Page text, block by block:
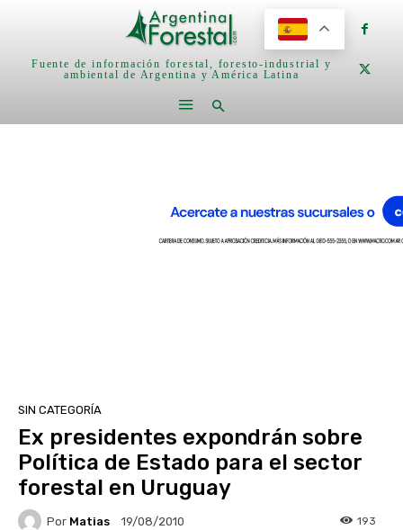
Fuente de información forestal, foresto-industrial y
ambiental de Argentina y América Latina
SIN CATEGORÍA
Ex presidentes expondrán sobre
Política de Estado para el sector
forestal en Uruguay
Por Matias 19/08/2010 193